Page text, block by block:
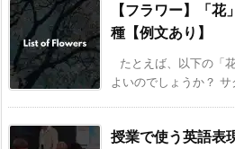
【フラワー】「
種【例文あり】
たとえば、以下の「
よいのでしょうか？
授業で使う英語表